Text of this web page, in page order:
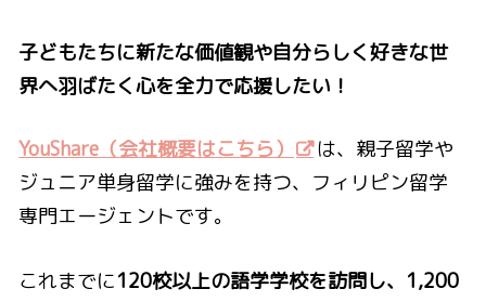
子どもたちに新たな価値観や自分らしく好きな世
界へ羽ばたく心を全力で応援したい！
YouShare（会社概要はこちら）
は、親子留学や
ジュニア単身留学に強みを持つ、フィリピン留学
専門エージェントです。
これまでに120校以上の語学学校を訪問し、1,200